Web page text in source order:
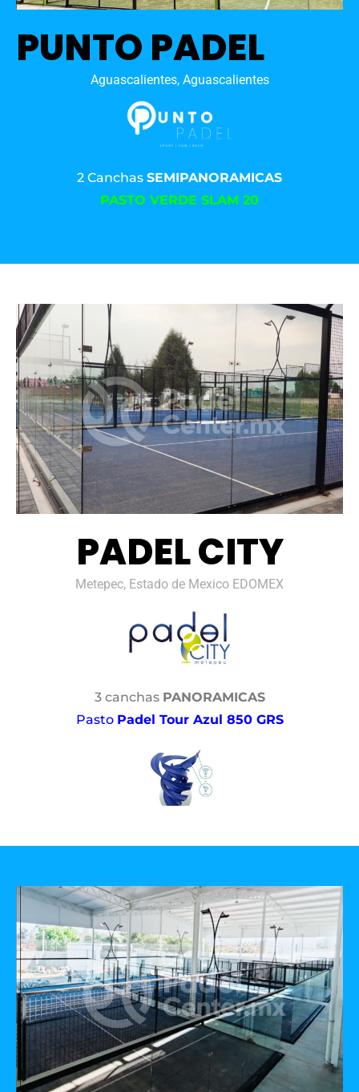
PUNTO PADEL
Aguascalientes, Aguascalientes
2 Canchas SEMIPANORAMICAS
PASTO VERDE SLAM 20
PADEL CITY
Metepec, Estado de Mexico EDOMEX
3 canchas PANORAMICAS
Pasto Padel Tour Azul 850 GRS